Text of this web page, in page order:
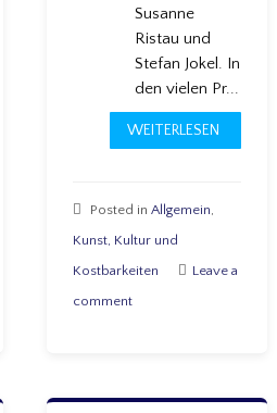
Susanne
Ristau und
Stefan Jokel. In
den vielen Pr...
WEITERLESEN
Posted in Allgemein,
Kunst, Kultur und
Kostbarkeiten
Leave a
comment